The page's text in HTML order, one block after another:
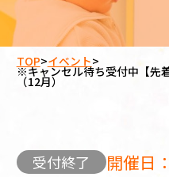
TOP>イベント>
※キャンセル待ち受付中【先
（12月）
受付終了 開催日